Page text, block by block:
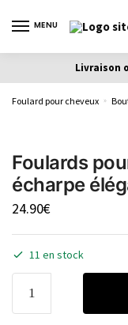
MENU
Livraison
Foulard pour cheveux »
Foulards
écharpe
24.90€
11 en stock